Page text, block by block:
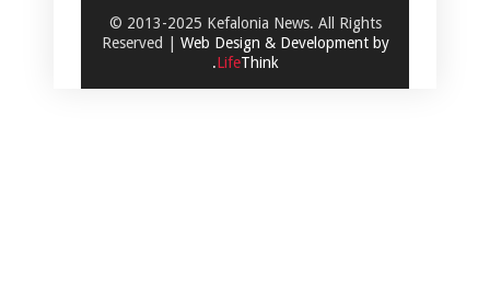
© 2013-2025 Kefalonia News. All Rights
Reserved | Web Design & Development by
.LifeThink